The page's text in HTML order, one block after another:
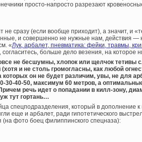
просто-напросто разрезают
не сразу (если вообще приходит), а значит, и
и совершенно не нужные нам, действия —
«Лук, арбалет, пневматика: фейки, травмы,
больше дело везения, на которое
не бесшумны, хлопок или щелчок тетивы
и не столь громогласны, как любой
которых он не будет различим, увы, не для
30-40-50, максимум 60 метров, а
речь идет о попадании в килл-зону,
тут гортань…
спецподразделения, который в дополнение
еще и арбалет, ради гипотетического
(на фото боец филиппинского спецназа):